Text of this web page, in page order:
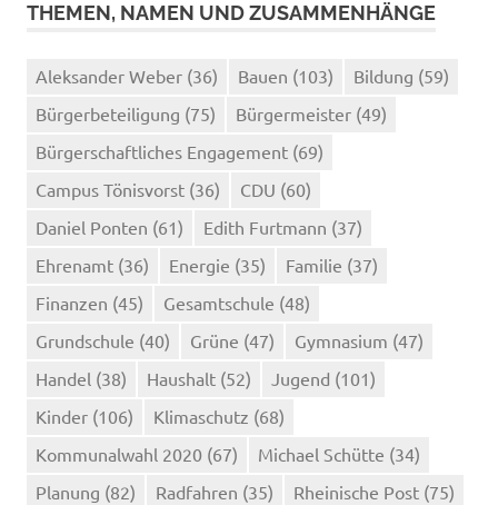
THEMEN, NAMEN UND ZUSAMMENHÄNGE
Aleksander Weber (36) Bauen (103) Bildung (59)
Bürgerbeteiligung (75) Bürgermeister (49)
Bürgerschaftliches Engagement (69)
Campus Tönisvorst (36) CDU (60)
Daniel Ponten (61) Edith Furtmann (37)
Ehrenamt (36) Energie (35) Familie (37)
Finanzen (45) Gesamtschule (48)
Grundschule (40) Grüne (47) Gymnasium (47)
Handel (38) Haushalt (52) Jugend (101)
Kinder (106) Klimaschutz (68)
Kommunalwahl 2020 (67) Michael Schütte (34)
Planung (82) Radfahren (35) Rheinische Post (75)